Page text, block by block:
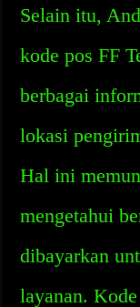
Selain itu,
kode pos FF
berbagai
lokasi
Hal ini
mengetahui
dibayarkan
layanan.